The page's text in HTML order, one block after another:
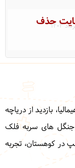
حذف
بازدید از دریاچه
جنگل های سربه فلک
تجربه کمپ در کوهستان، تجربه